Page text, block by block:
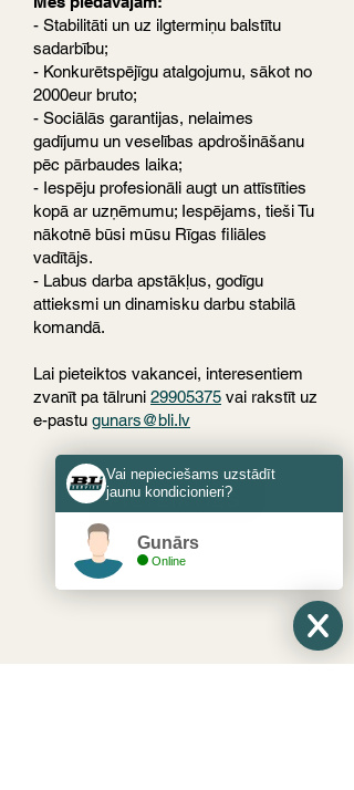
- Stabilitāti un uz ilgtermiņu balstītu
sadarbību;
- Konkurētspējīgu atalgojumu, sākot no
2000eur bruto;
- Sociālās garantijas, nelaimes
gadījumu un veselības apdrošināšanu
pēc pārbaudes laika;
- Iespēju profesionāli augt un attīstīties
kopā ar uzņēmumu; Iespējams, tieši Tu
nākotnē būsi mūsu Rīgas filiāles
vadītājs.
- Labus darba apstākļus, godīgu
attieksmi un dinamisku darbu stabilā
komandā.
Lai pieteiktos vakancei, interesentiem
zvanīt pa tālruni 29905375 vai rakstīt uz
e-pastu gunars@bli.lv
PIETEIKTIES
Vai nepieciešams uzstādīt
jaunu kondicionieri?
Gunārs
Online